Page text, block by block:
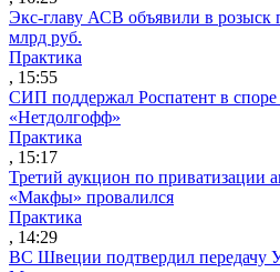
Экс-главу АСВ объявили в розыск
млрд руб.
Практика
, 15:55
СИП поддержал Роспатент в споре
«Нетдолгофф»
Практика
, 15:17
Третий аукцион по приватизации
«Макфы» провалился
Практика
, 14:29
ВС Швеции подтвердил передачу